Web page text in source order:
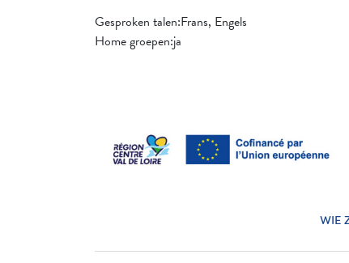
Gesproken talen:Frans, Engels
Home groepen:ja
WIE